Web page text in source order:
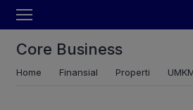
Core Business
Home Finansial Properti